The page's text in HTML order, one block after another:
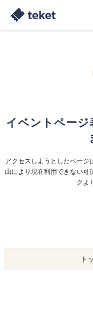
イベントページ
アクセスしようとしたページ
由により現在利用できない可
クよ
ト